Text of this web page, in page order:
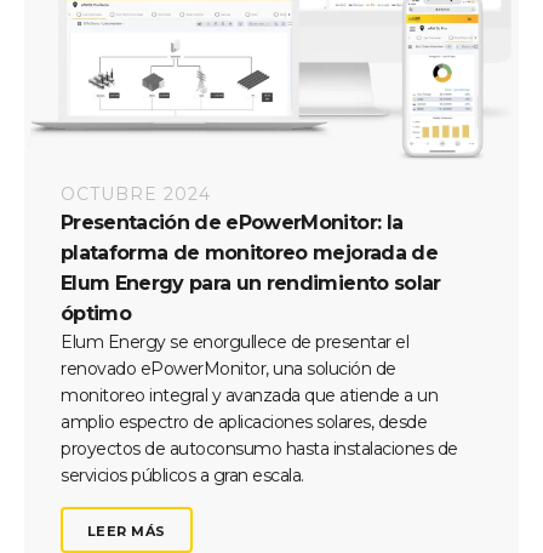
OCTUBRE 2024
Presentación de ePowerMonitor: la
plataforma de monitoreo mejorada de
Elum Energy para un rendimiento solar
óptimo
Elum Energy se enorgullece de presentar el
renovado ePowerMonitor, una solución de
monitoreo integral y avanzada que atiende a un
amplio espectro de aplicaciones solares, desde
proyectos de autoconsumo hasta instalaciones de
servicios públicos a gran escala.
LEER MÁS